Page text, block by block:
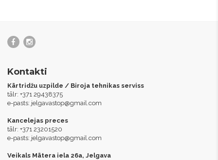
Kontakti
Kārtridžu uzpilde / Biroja tehnikas serviss
tālr: +371 29438375
e-pasts: jelgavastop@gmail.com
Kancelejas preces
tālr: +371 23201520
e-pasts: jelgavastop@gmail.com
Veikals Mātera iela 26a, Jelgava